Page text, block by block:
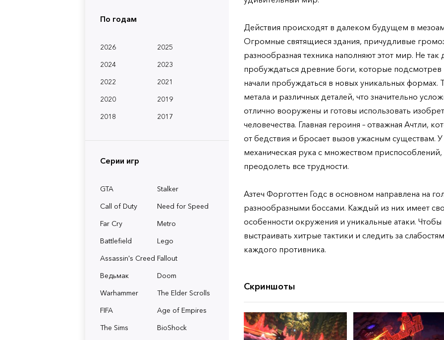
По годам
2026
2025
2024
2023
2022
2021
2020
2019
2018
2017
Серии игр
GTA
Stalker
Call of Duty
Need for Speed
Far Cry
Metro
Battlefield
Lego
Assassin's Creed Fallout
Ведьмак
Doom
Warhammer
The Elder Scrolls
FIFA
Age of Empires
The Sims
BioShock
Действия происходят в далеком будущем в
Огромные святящиеся здания, причудливые
разнообразная техника наполняют этот мир. Не так
пробуждаться древние боги, которые
начали пробуждаться в новых уникальных формах.
метала и различных деталей, что значительно
отлично вооружены и готовы использовать
человечества. Главная героиня – отважная Ачтли,
от бедствия и бросает вызов ужасным существам.
механическая рука с множеством
преодолеть все трудности.
Азтеч Форготтен Годс в основном направлена на
разнообразными боссами. Каждый из них имеет
особенности окружения и уникальные атаки.
выстраивать хитрые тактики и следить за
каждого противника.
Скриншоты